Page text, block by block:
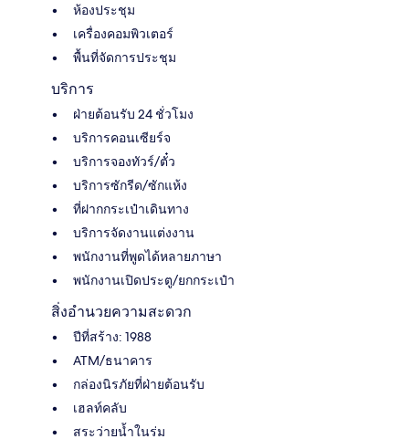
ห้องประชุม
เครื่องคอมพิวเตอร์
พื้นที่จัดการประชุม
บริการ
ฝ่ายต้อนรับ 24 ชั่วโมง
บริการคอนเซียร์จ
บริการจองทัวร์/ตั๋ว
บริการซักรีด/ซักแห้ง
ที่ฝากกระเป๋าเดินทาง
บริการจัดงานแต่งงาน
พนักงานที่พูดได้หลายภาษา
พนักงานเปิดประตู/ยกกระเป๋า
สิ่งอำนวยความสะดวก
ปีที่สร้าง: 1988
ATM/ธนาคาร
กล่องนิรภัยที่ฝ่ายต้อนรับ
เฮลท์คลับ
สระว่ายน้ำในร่ม